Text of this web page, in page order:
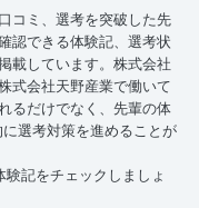
コミ、選考を突破した先
認できる体験記、選考状
載しています。株式会社
式会社天野産業で働いて
るだけでなく、先輩の体
選考対策を進めることが
記をチェックしましょ